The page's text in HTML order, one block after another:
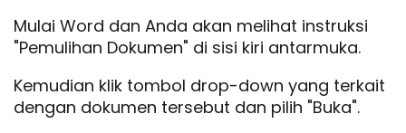
Mulai Word dan Anda akan melihat instruksi
"Pemulihan Dokumen" di sisi kiri antarmuka.
Kemudian klik tombol drop-down yang terkait
dengan dokumen tersebut dan pilih "Buka".